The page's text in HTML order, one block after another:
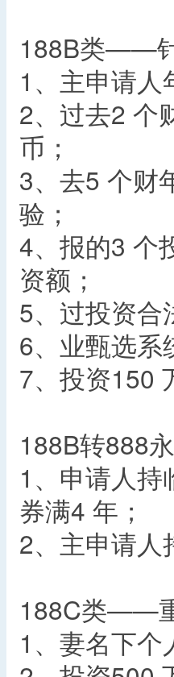
188B类——
1、主申请
2、过去2 个
币；
3、去5 个财
验；
4、报的3 个
资额；
5、过投资合
6、业甄选系
7、投资150
188B转888
1、申请人
券满4 年；
2、主申请人
188C类——
1、妻名下